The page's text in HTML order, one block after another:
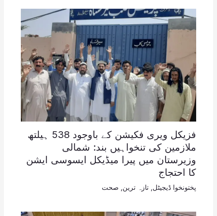
فزیکل ویری فکیشن کے باوجود 538 ہیلتھ
ملازمین کی تنخواہیں بند: شمالی
وزیرستان میں پیرا میڈیکل ایسوسی ایشن
کا احتجاج
پختونخوا ڈیجیٹل تازہ ترین صحت